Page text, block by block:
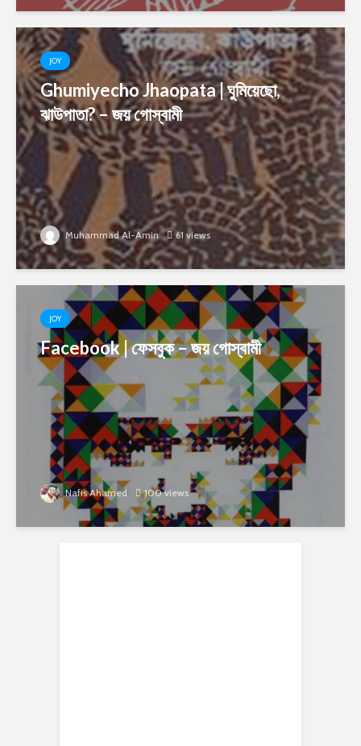
JOY
Ghumiyecho Jhaopata | ঘুমিয়েছো,
ঝাউপাতা? – জয় গোস্বামী
Muhammad Al-Amin 61 views
JOY
Facebook | ফেসবুক – জয় গোস্বামী
Nafis Ahamed 100 views